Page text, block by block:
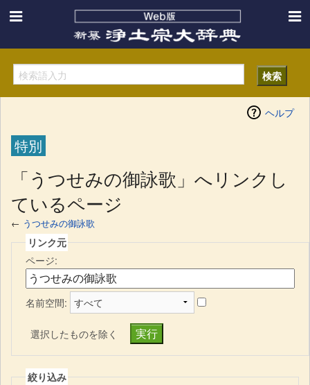
ヘルプ
特別
「うつせみの御詠歌」へリンクし
ているページ
← うつせみの御詠歌
リンク元
ページ:
名前空間:
選択したものを除く
絞り込み